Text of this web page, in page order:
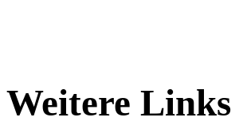
Weitere Links